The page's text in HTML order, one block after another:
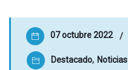
07 octubre 2022
Destacado, Noticias